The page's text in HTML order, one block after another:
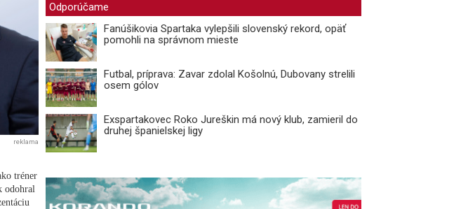
reklama
tréner
odohral
Odporúčame
Fanúšikovia Spartaka vylepšili slovenský rekord, opäť
pomohli na správnom mieste
Futbal, príprava: Zavar zdolal Košolnú, Dubovany strelili
osem gólov
Exspartakovec Roko Jureškin má nový klub, zamieril do
druhej španielskej ligy